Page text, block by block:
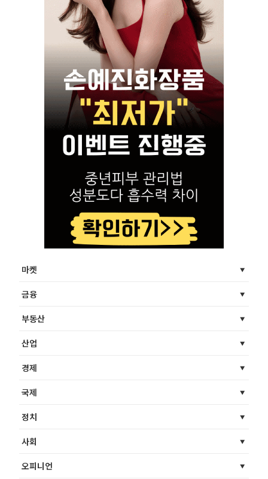
마켓
금융
부동산
산업
경제
국제
정치
사회
오피니언